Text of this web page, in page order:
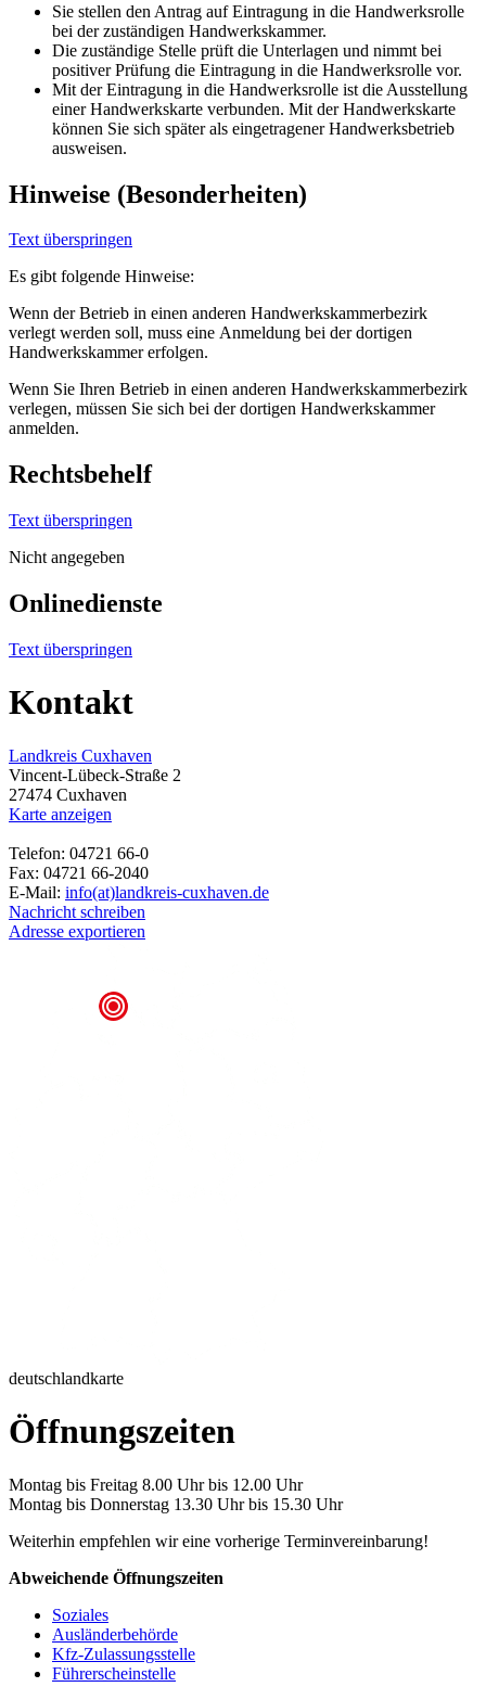
Sie stellen den Antrag auf Eintragung in die Handwerksrolle
bei der zuständigen Handwerkskammer.
Die zuständige Stelle prüft die Unterlagen und nimmt bei
positiver Prüfung die Eintragung in die Handwerksrolle vor.
Mit der Eintragung in die Handwerksrolle ist die Ausstellung
einer Handwerkskarte verbunden. Mit der Handwerkskarte
können Sie sich später als eingetragener Handwerksbetrieb
ausweisen.
Hinweise (Besonderheiten)
Text überspringen
Es gibt folgende Hinweise:
Wenn der Betrieb in einen anderen Handwerkskammerbezirk
verlegt werden soll, muss eine Anmeldung bei der dortigen
Handwerkskammer erfolgen.
Wenn Sie Ihren Betrieb in einen anderen Handwerkskammerbezirk
verlegen, müssen Sie sich bei der dortigen Handwerkskammer
anmelden.
Rechtsbehelf
Text überspringen
Nicht angegeben
Onlinedienste
Text überspringen
Kontakt
Landkreis Cuxhaven
Vincent-Lübeck-Straße 2
27474 Cuxhaven
Karte anzeigen
Telefon: 04721 66-0
Fax: 04721 66-2040
E-Mail: info(at)landkreis-cuxhaven.de
Nachricht schreiben
Adresse exportieren
deutschlandkarte
Öffnungszeiten
Montag bis Freitag 8.00 Uhr bis 12.00 Uhr
Montag bis Donnerstag 13.30 Uhr bis 15.30 Uhr
Weiterhin empfehlen wir eine vorherige Terminvereinbarung!
Abweichende Öffnungszeiten
Soziales
Ausländerbehörde
Kfz-Zulassungsstelle
Führerscheinstelle